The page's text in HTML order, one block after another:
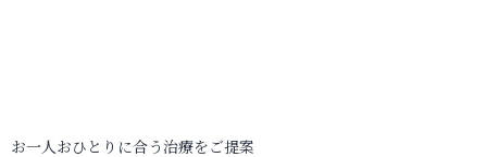
お一人おひとりに合う治療をご提案